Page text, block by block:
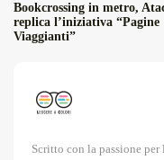
Bookcrossing in metro,
replica l’iniziativa “Pagine
Viaggianti”
Scritto con la passione per